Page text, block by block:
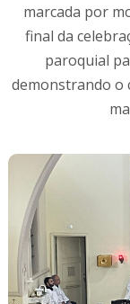
marcada por
final da
paroquial
demonstrando o